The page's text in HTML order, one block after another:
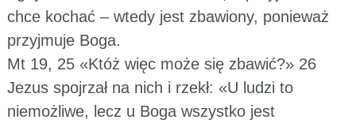
chce kochać – wtedy jest zbawiony, ponieważ
przyjmuje Boga.
Mt 19, 25 «Któż więc może się zbawić?» 26
Jezus spojrzał na nich i rzekł: «U ludzi to
niemożliwe, lecz u Boga wszystko jest